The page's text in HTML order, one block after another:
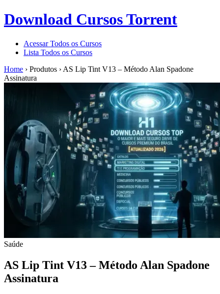
Download Cursos Torrent
Acessar Todos os Cursos
Lista Todos os Cursos
Home › Produtos › AS Lip Tint V13 – Método Alan Spadone
Assinatura
Saúde
AS Lip Tint V13 – Método Alan Spadone
Assinatura